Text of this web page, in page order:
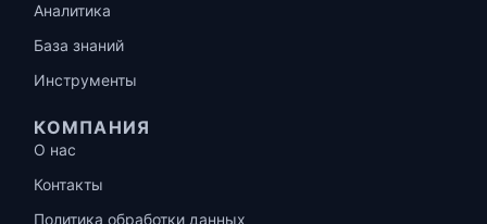
Аналитика
База знаний
Инструменты
КОМПАНИЯ
О нас
Контакты
Политика обработки данных